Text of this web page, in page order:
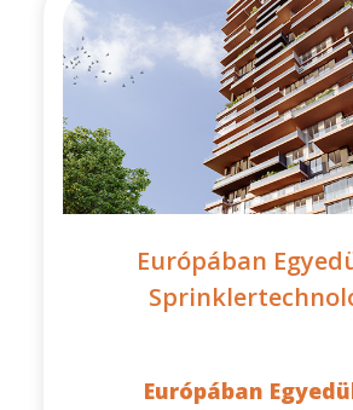
Európában
Európában